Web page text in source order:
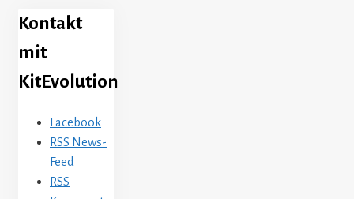
Kontakt
mit
KitEvolution
Facebook
RSS News-
Feed
RSS